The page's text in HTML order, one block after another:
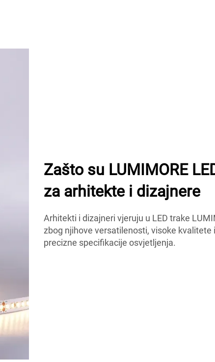
Zašto su LUMIMORE
za arhitekte i dizajnere
Arhitekti i dizajneri vjeruju u LED trake
zbog njihove versatilenosti, visoke kvalitete
precizne specifikacije osvjetljenja.